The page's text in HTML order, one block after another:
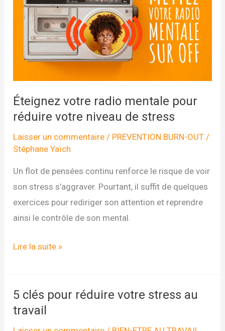
bonheur ?
Éteignez votre radio mentale pour
réduire votre niveau de stress
Laisser un commentaire / PREVENTION BURN-OUT /
Stéphane Yaïch
Un flot de pensées continu renforce le risque de voir
son stress s’aggraver. Pourtant, il suffit de quelques
exercices pour rediriger son attention et reprendre
ainsi le contrôle de son mental.
Éteignez
mentale
pour
Lire la suite »
5 clés pour réduire votre stress au
travail